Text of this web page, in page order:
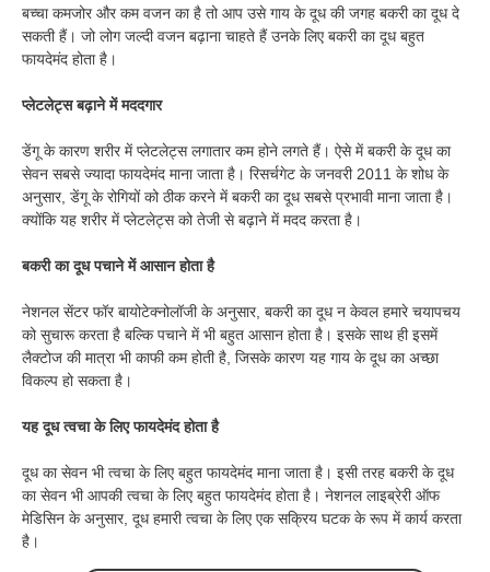
बच्चा कमजोर और कम वजन का है तो आप उसे गाय के दूध की जगह बकरी का दूध दे
सकती हैं। जो लोग जल्दी वजन बढ़ाना चाहते हैं उनके लिए बकरी का दूध बहुत
फायदेमंद होता है।
प्लेटलेट्स बढ़ाने में मददगार
डेंगू के कारण शरीर में प्लेटलेट्स लगातार कम होने लगते हैं। ऐसे में बकरी के दूध का
सेवन सबसे ज्यादा फायदेमंद माना जाता है। रिसर्चगेट के जनवरी 2011 के शोध के
अनुसार, डेंगू के रोगियों को ठीक करने में बकरी का दूध सबसे प्रभावी माना जाता है।
क्योंकि यह शरीर में प्लेटलेट्स को तेजी से बढ़ाने में मदद करता है।
बकरी का दूध पचाने में आसान होता है
नेशनल सेंटर फॉर बायोटेक्नोलॉजी के अनुसार, बकरी का दूध न केवल हमारे चयापचय
को सुचारू करता है बल्कि पचाने में भी बहुत आसान होता है। इसके साथ ही इसमें
लैक्टोज की मात्रा भी काफी कम होती है, जिसके कारण यह गाय के दूध का अच्छा
विकल्प हो सकता है।
यह दूध त्वचा के लिए फायदेमंद होता है
दूध का सेवन भी त्वचा के लिए बहुत फायदेमंद माना जाता है। इसी तरह बकरी के दूध
का सेवन भी आपकी त्वचा के लिए बहुत फायदेमंद होता है। नेशनल लाइब्रेरी ऑफ
मेडिसिन के अनुसार, दूध हमारी त्वचा के लिए एक सक्रिय घटक के रूप में कार्य करता
है।